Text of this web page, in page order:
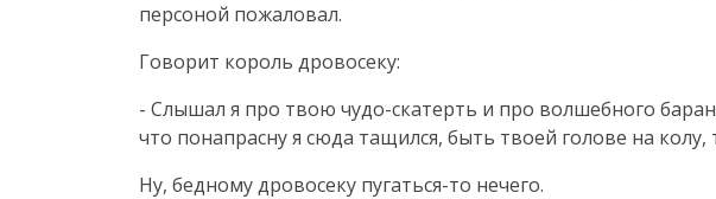
персоной пожаловал.
Говорит король дровосеку:
- Слышал я про твою чудо-скатерть и про волшебного
что понапрасну я сюда тащился, быть твоей голове на колу,
Ну, бедному дровосеку пугаться-то нечего.